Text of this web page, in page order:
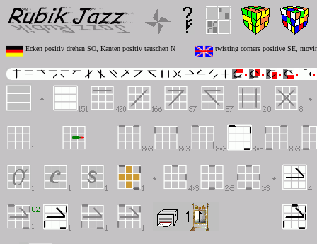
Ecken positiv drehen SO, Kanten positiv tauschen N twisting corners positive SE,